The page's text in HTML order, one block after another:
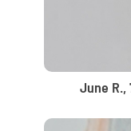
June